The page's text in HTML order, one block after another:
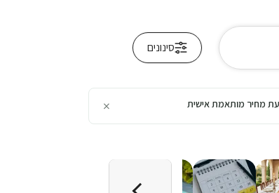
סינונים
מחיר מותאמת אישית ×